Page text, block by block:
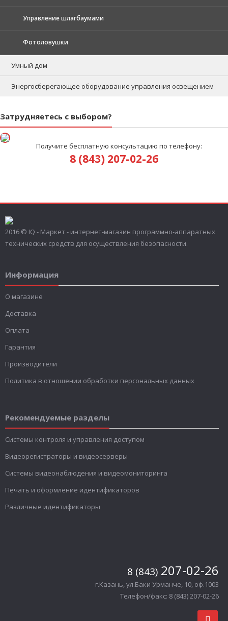
Управление шлагбаумами
Фотоловушки
Умный дом
Энергосберегающее оборудование управления освещением
Затрудняетесь с выбором?
Получите бесплатную консультацию по телефону:
8 (843) 207-02-26
2016 © IQ - Маркет - интернет-магазин программно-аппаратных
технических средств для осуществления безопасности.
Информация
О магазине
Доставка
Оплата
Гарантия
Производители
Политика в отношении обработки персональных данных
Рекомендуемые разделы
Системы контроля и управления доступом
Видеорегистраторы и видеосерверы
Системы видеонаблюдения и видеомониторинга
Печать и оформление идентификаторов
Различные идентификаторы
8 (843) 207-02-26
г.Казань, ул.Баки Урманче, 10, оф.1003
Телефон/факс: 8 (843) 207-02-26